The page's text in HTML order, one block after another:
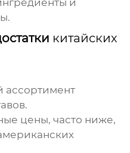
и
китайских
цены, часто ниже,